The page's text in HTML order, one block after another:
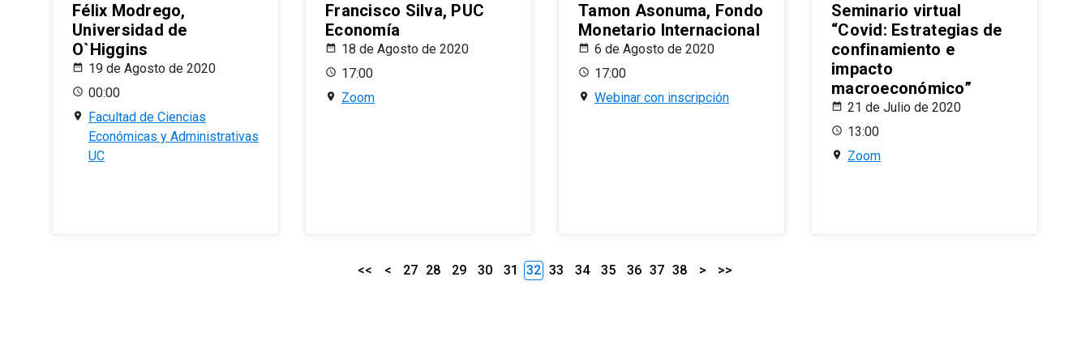
Félix Modrego,
Universidad de
O`Higgins
19 de Agosto de 2020
00:00
Facultad de Ciencias
Económicas y Administrativas
UC
Francisco Silva, PUC
Economía
18 de Agosto de 2020
17:00
Zoom
Tamon Asonuma, Fondo
Monetario Internacional
6 de Agosto de 2020
17:00
Webinar con inscripción
Seminario virtual
“Covid: Estrategias de
confinamiento e
impacto
macroeconómico”
21 de Julio de 2020
13:00
Zoom
<< < 27 28 29 30 31 32 33 34 35 36 37 38 > >>